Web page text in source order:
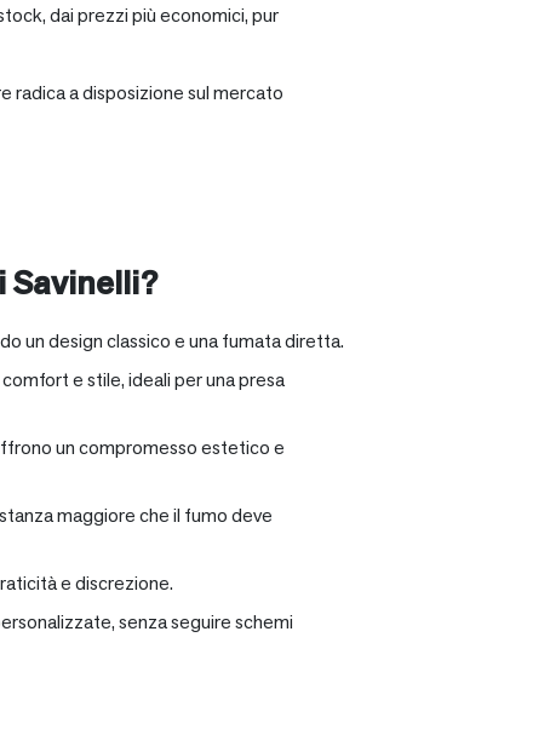
dai prezzi più economici, pur
radica a disposizione sul mercato
Savinelli?
un design classico e una fumata diretta.
e stile, ideali per una presa
un compromesso estetico e
maggiore che il fumo deve
e discrezione.
senza seguire schemi